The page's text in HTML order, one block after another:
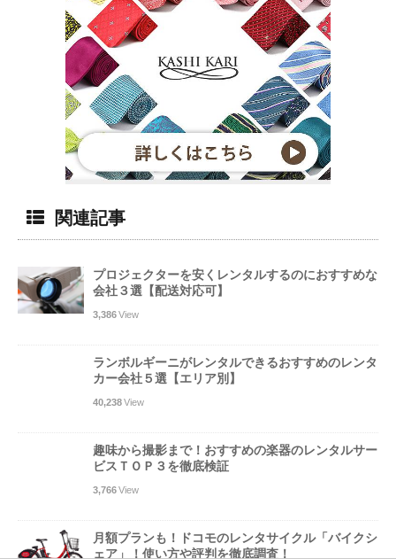
関連記事
プロジェクターを安くレンタルするのにおすすめな
会社３選【配送対応可】
3,386View
ランボルギーニがレンタルできるおすすめのレンタ
カー会社５選【エリア別】
40,238View
趣味から撮影まで！おすすめの楽器のレンタルサー
ビスＴＯＰ３を徹底検証
3,766View
月額プランも！ドコモのレンタサイクル「バイクシ
ェア」！使い方や評判を徹底調査！